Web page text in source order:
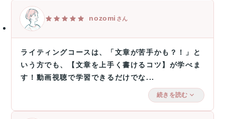
nozomi さん
ライティングコースは、「文章が苦手かも？！」と
いう方でも、【文章を上手く書けるコツ】が学べま
す！動画視聴で学習できるだけでな...
続きを読む